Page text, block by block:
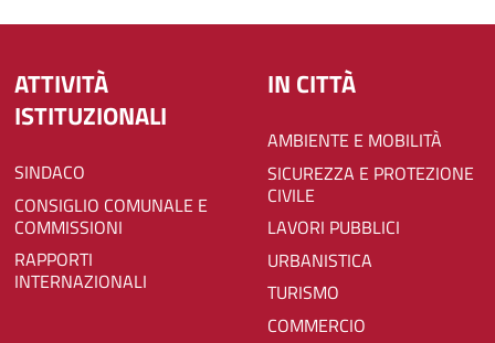
ATTIVITÀ
ISTITUZIONALI
SINDACO
CONSIGLIO COMUNALE E
COMMISSIONI
RAPPORTI
INTERNAZIONALI
IN CITTÀ
AMBIENTE E MOBILITÀ
SICUREZZA E PROTEZIONE
CIVILE
LAVORI PUBBLICI
URBANISTICA
TURISMO
COMMERCIO